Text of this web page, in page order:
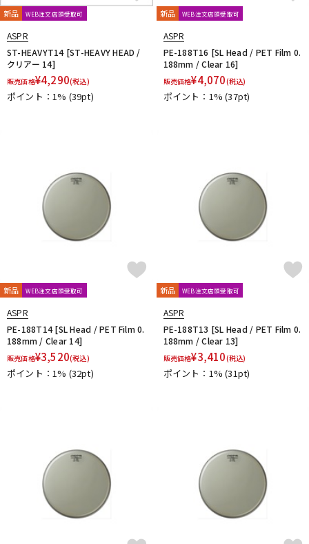
新品 WEB注文店頭受取可
ASPR
ST-HEAVYT14 [ST-HEAVY HEAD /
クリアー 14]
販売価格¥4,290(税込)
ポイント：1% (39pt)
新品 WEB注文店頭受取可
ASPR
PE-188T16 [SL Head / PET Film 0.
188mm / Clear 16]
販売価格¥4,070(税込)
ポイント：1%(37pt)
新品 WEB注文店頭受取可
ASPR
PE-188T14 [SL Head / PET Film 0.
188mm / Clear 14]
販売価格¥3,520(税込)
ポイント：1% (32pt)
新品 WEB注文店頭受取可
ASPR
PE-188T13 [SL Head / PET Film 0.
188mm / Clear 13]
販売価格¥3,410(税込)
ポイント：1%(31pt)